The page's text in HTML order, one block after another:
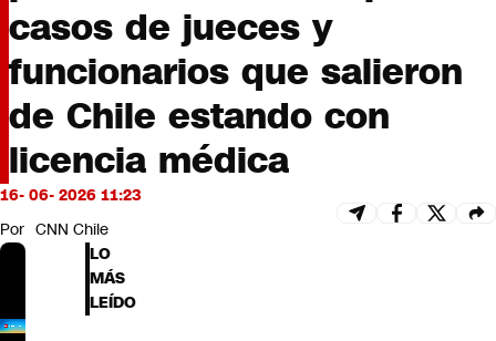
Bits
CNN tiempo
Futuro 360
Opinión
casos de jueces y
funcionarios que salieron
de Chile estando con
licencia médica
16- 06- 2026 11:23
Por CNN Chile
LO
MÁS
LEÍDO